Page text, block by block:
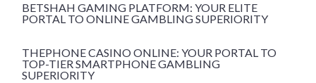
BETSHAH GAMING PLATFORM: YOUR ELITE
PORTAL TO ONLINE GAMBLING SUPERIORITY
THEPHONE CASINO ONLINE: YOUR PORTAL TO
TOP-TIER SMARTPHONE GAMBLING
SUPERIORITY